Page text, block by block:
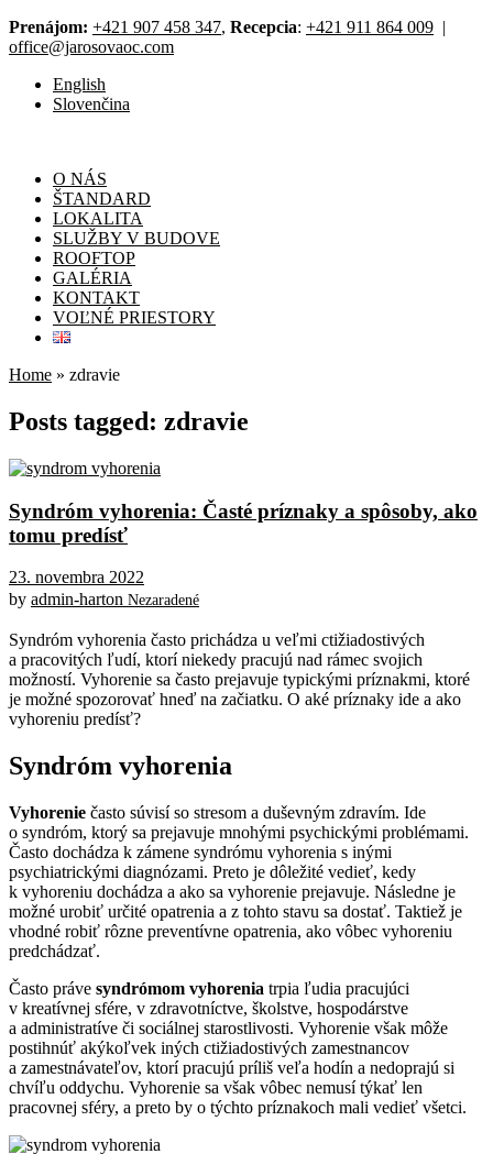
Prenájom: +421 907 458 347, Recepcia: +421 911 864 009 |
office@jarosovaoc.com
English
Slovenčina
O NÁS
ŠTANDARD
LOKALITA
SLUŽBY V BUDOVE
ROOFTOP
GALÉRIA
KONTAKT
VOĽNÉ PRIESTORY
Home » zdravie
Posts tagged: zdravie
Syndróm vyhorenia: Časté príznaky a spôsoby, ako
tomu predísť
23. novembra 2022
by admin-harton Nezaradené
Syndróm vyhorenia často prichádza u veľmi ctižiadostivých
a pracovitých ľudí, ktorí niekedy pracujú nad rámec svojich
možností. Vyhorenie sa často prejavuje typickými príznakmi, ktoré
je možné spozorovať hneď na začiatku. O aké príznaky ide a ako
vyhoreniu predísť?
Syndróm vyhorenia
Vyhorenie často súvisí so stresom a duševným zdravím. Ide
o syndróm, ktorý sa prejavuje mnohými psychickými problémami.
Často dochádza k zámene syndrómu vyhorenia s inými
psychiatrickými diagnózami. Preto je dôležité vedieť, kedy
k vyhoreniu dochádza a ako sa vyhorenie prejavuje. Následne je
možné urobiť určité opatrenia a z tohto stavu sa dostať. Taktiež je
vhodné robiť rôzne preventívne opatrenia, ako vôbec vyhoreniu
predchádzať.
Často práve syndrómom vyhorenia trpia ľudia pracujúci
v kreatívnej sfére, v zdravotníctve, školstve, hospodárstve
a administratíve či sociálnej starostlivosti. Vyhorenie však môže
postihnúť akýkoľvek iných ctižiadostivých zamestnancov
a zamestnávateľov, ktorí pracujú príliš veľa hodín a nedoprajú si
chvíľu oddychu. Vyhorenie sa však vôbec nemusí týkať len
pracovnej sféry, a preto by o týchto príznakoch mali vedieť všetci.